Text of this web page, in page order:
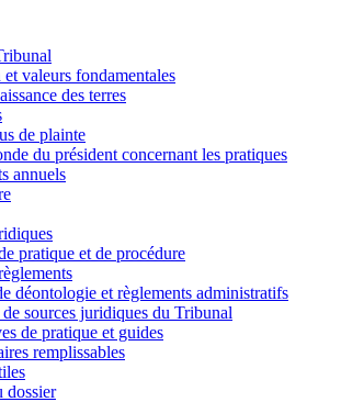
valeurs fondamentales
des terres
de plainte
du président concernant les pratiques
annuels
pratique et de procédure
déontologie et règlements administratifs
sources juridiques du Tribunal
de pratique et guides
remplissables
dossier